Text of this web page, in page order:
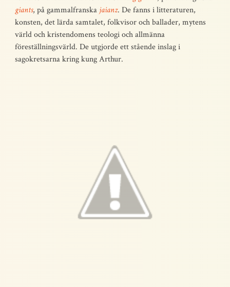
giants, på gammalfranska jaianz. De fanns i litteraturen,
konsten, det lärda samtalet, folkvisor och ballader, mytens
värld och kristendomens teologi och allmänna
föreställningsvärld. De utgjorde ett stående inslag i
sagokretsarna kring kung Arthur.